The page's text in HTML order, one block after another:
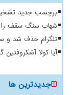
برچسب جدید
شهاب سنگ سقف را
تلگرام حذف شد و
آیا کولا
جدیدترین ها